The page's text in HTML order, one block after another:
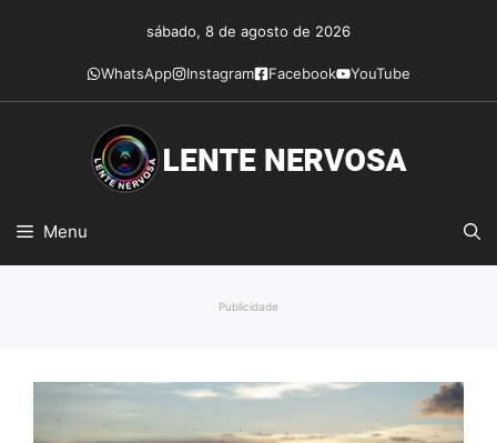
conteúdo
sábado, 8 de agosto de 2026
WhatsApp Instagram Facebook YouTube
Menu
Publicidade